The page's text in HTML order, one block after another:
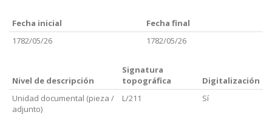
Fecha inicial
Fecha final
1782/05/26
1782/05/26
Nivel de descripción
Signatura
topográfica
Digitalización
Unidad documental (pieza /
adjunto)
L/211 Sí